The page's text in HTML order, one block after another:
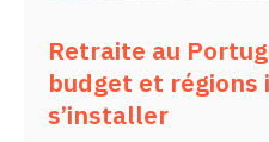
Retraite au
budget et régions
s’installer